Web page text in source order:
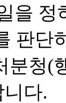
을 정
판단
분청(
다.